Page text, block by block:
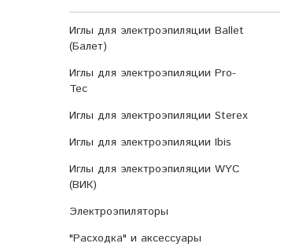
Иглы для электроэпиляции Ballet
(Балет)
Иглы для электроэпиляции Pro-
Tec
Иглы для электроэпиляции Sterex
Иглы для электроэпиляции Ibis
Иглы для электроэпиляции WYC
(ВИК)
Электроэпиляторы
"Расходка" и аксессуары